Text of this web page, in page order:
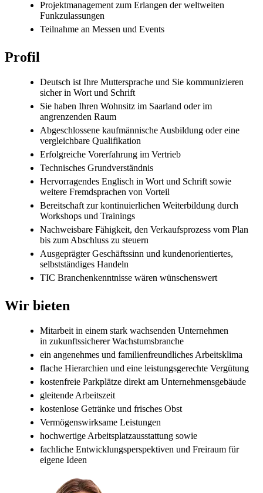
Projektmanagement zum Erlangen der weltweiten
Funkzulassungen
Teilnahme an Messen und Events
Profil
Deutsch ist Ihre Muttersprache und Sie kommunizieren
sicher in Wort und Schrift
Sie haben Ihren Wohnsitz im Saarland oder im
angrenzenden Raum
Abgeschlossene kaufmännische Ausbildung oder eine
vergleichbare Qualifikation
Erfolgreiche Vorerfahrung im Vertrieb
Technisches Grundverständnis
Hervorragendes Englisch in Wort und Schrift sowie
weitere Fremdsprachen von Vorteil
Bereitschaft zur kontinuierlichen Weiterbildung durch
Workshops und Trainings
Nachweisbare Fähigkeit, den Verkaufsprozess vom Plan
bis zum Abschluss zu steuern
Ausgeprägter Geschäftssinn und kundenorientiertes,
selbstständiges Handeln
TIC Branchenkenntnisse wären wünschenswert
Wir bieten
Mitarbeit in einem stark wachsenden Unternehmen
in zukunftssicherer Wachstumsbranche
ein angenehmes und familienfreundliches Arbeitsklima
flache Hierarchien und eine leistungsgerechte Vergütung
kostenfreie Parkplätze direkt am Unternehmensgebäude
gleitende Arbeitszeit
kostenlose Getränke und frisches Obst
Vermögenswirksame Leistungen
hochwertige Arbeitsplatzausstattung sowie
fachliche Entwicklungsperspektiven und Freiraum für
eigene Ideen